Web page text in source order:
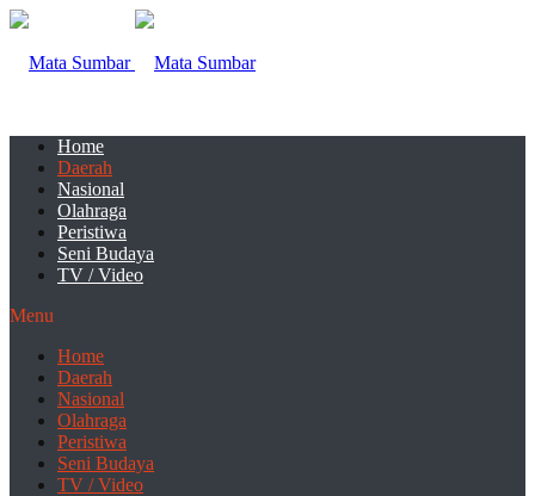
Home
Daerah
Nasional
Olahraga
Peristiwa
Seni Budaya
TV / Video
Menu
Home
Daerah
Nasional
Olahraga
Peristiwa
Seni Budaya
TV / Video